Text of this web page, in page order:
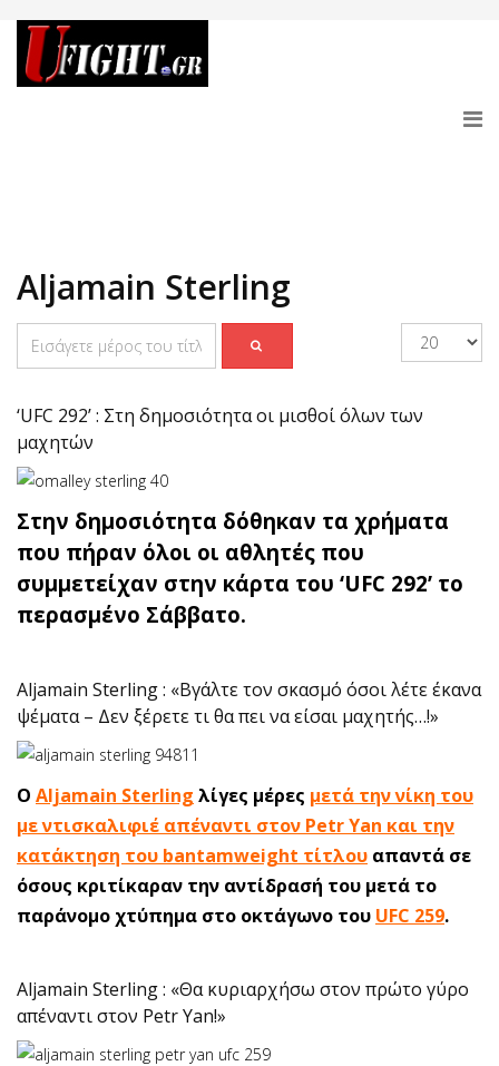
Aljamain Sterling
‘UFC 292’ : Στη δημοσιότητα οι μισθοί όλων των
μαχητών
Στην δημοσιότητα δόθηκαν τα χρήματα
που πήραν όλοι οι αθλητές που
συμμετείχαν στην κάρτα του ‘UFC 292’ το
περασμένο Σάββατο.
Aljamain Sterling : «Βγάλτε τον σκασμό όσοι λέτε έκανα
ψέματα – Δεν ξέρετε τι θα πει να είσαι μαχητής…!»
Ο Aljamain Sterling λίγες μέρες μετά την νίκη του
με ντισκαλιφιέ απέναντι στον Petr Yan και την
κατάκτηση του bantamweight τίτλου απαντά σε
όσους κριτίκαραν την αντίδρασή του μετά το
παράνομο χτύπημα στο οκτάγωνο του UFC 259.
Aljamain Sterling : «Θα κυριαρχήσω στον πρώτο γύρο
απέναντι στον Petr Yan!»